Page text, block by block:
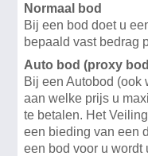
Normaal bod
Bij een bod doet u
bepaald vast bedrag
Auto bod (proxy
Bij een Autobod (ook
aan welke prijs u
te betalen. Het
een bieding van een
een bod voor u wordt